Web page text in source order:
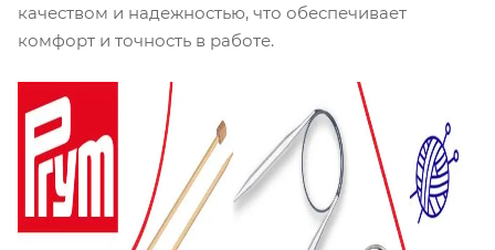
качеством и надежностью, что обеспечивает
комфорт и точность в работе.